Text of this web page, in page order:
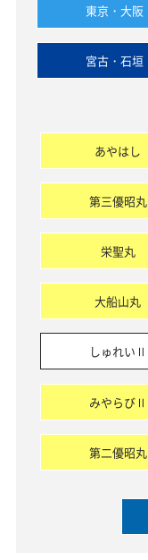
東京・大阪
宮古・石垣
あやはし
第三優昭丸
栄聖丸
大船山丸
しゅれいⅡ
みやらびⅡ
第二優昭丸